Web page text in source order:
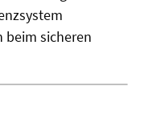
beim sicheren